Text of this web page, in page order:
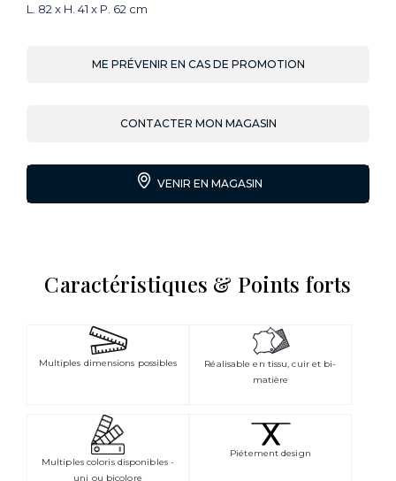
L. 82 x H. 41 x P. 62 cm
ME PRÉVENIR EN CAS DE PROMOTION
CONTACTER MON MAGASIN
VENIR EN MAGASIN
Caractéristiques & Points forts
Multiples dimensions possibles
Réalisable en tissu, cuir et bi-
matière
Multiples coloris disponibles -
uni ou bicolore
Piétement design